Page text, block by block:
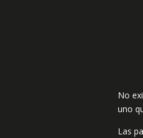
No
uno
Las